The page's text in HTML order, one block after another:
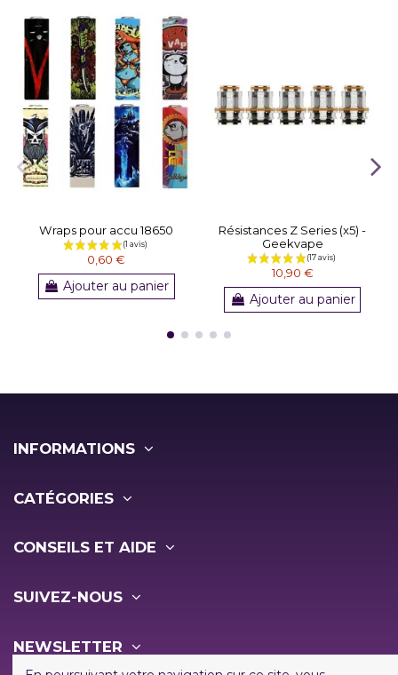
Wraps pour accu 18650
0,60 €
Ajouter au panier
Résistances Z Series (x5) -
Geekvape
10,90 €
Ajouter au panier
INFORMATIONS
CATÉGORIES
CONSEILS ET AIDE
SUIVEZ-NOUS
NEWSLETTER